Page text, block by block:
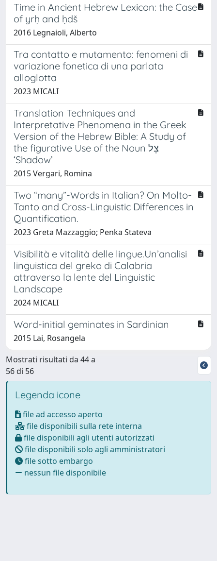
Time in Ancient Hebrew Lexicon: the Case
of yrḥ and ḥdš
2016 Legnaioli, Alberto
Tra contatto e mutamento: fenomeni di
variazione fonetica di una parlata
alloglotta
2023 MICALI
Translation Techniques and
Interpretative Phenomena in the Greek
Version of the Hebrew Bible: A Study of
the figurative Use of the Noun צֵל
‘Shadow’
2015 Vergari, Romina
Two “many”-Words in Italian? On Molto-
Tanto and Cross-Linguistic Differences in
Quantification.
2023 Greta Mazzaggio; Penka Stateva
Visibilità e vitalità delle lingue.Un’analisi
linguistica del greko di Calabria
attraverso la lente del Linguistic
Landscape
2024 MICALI
Word-initial geminates in Sardinian
2015 Lai, Rosangela
Mostrati risultati da 44 a
56 di 56
Legenda icone
file ad accesso aperto
file disponibili sulla rete interna
file disponibili agli utenti autorizzati
file disponibili solo agli amministratori
file sotto embargo
nessun file disponibile